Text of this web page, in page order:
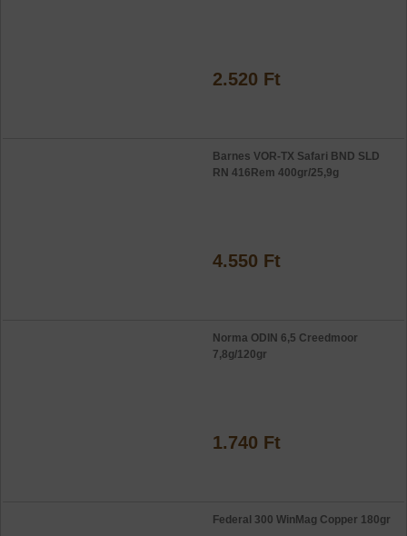
2.520 Ft
Barnes VOR-TX Safari BND SLD
RN 416Rem 400gr/25,9g
4.550 Ft
Norma ODIN 6,5 Creedmoor
7,8g/120gr
1.740 Ft
Federal 300 WinMag Copper 180gr